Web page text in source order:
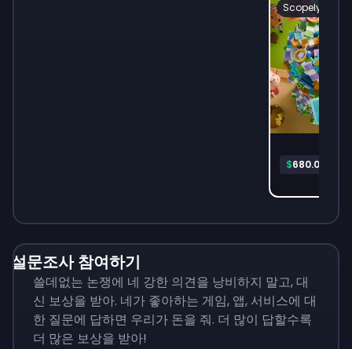
Scopely
$680.06
설문조사 참여하기
쓸데없는 논쟁에 네 강한 의견을 낭비하지 말고, 대
신 보상을 받아. 네가 좋아하는 게임, 앱, 서비스에 대
한 질문에 답하면 우리가 돈을 줘. 더 많이 답할수록
더 많은 보상을 받아!